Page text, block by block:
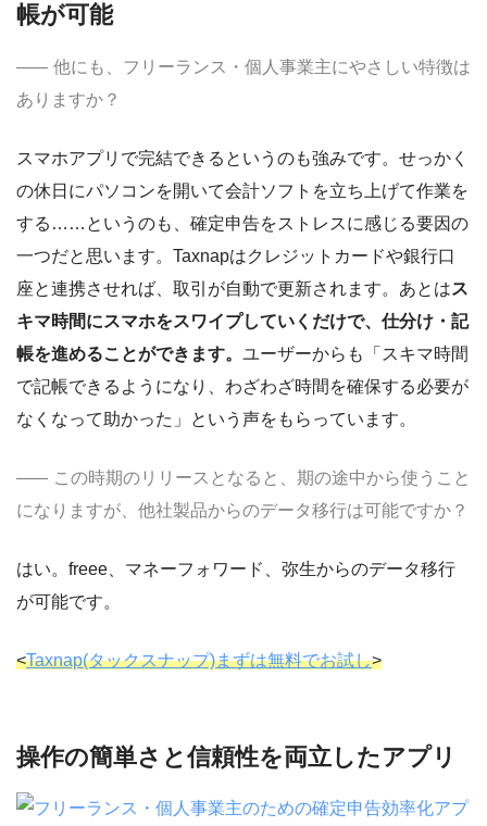
帳が可能
他にも、フリーランス・個人事業主にやさしい特徴は
ありますか？
スマホアプリで完結できるというのも強みです。せっかく
の休日にパソコンを開いて会計ソフトを立ち上げて作業を
する……というのも、確定申告をストレスに感じる要因の
一つだと思います。Taxnapはクレジットカードや銀行口
座と連携させれば、取引が自動で更新されます。あとはス
キマ時間にスマホをスワイプしていくだけで、仕分け・記
帳を進めることができます。 ユーザーからも「スキマ時間
で記帳できるようになり、わざわざ時間を確保する必要が
なくなって助かった」という声をもらっています。
この時期のリリースとなると、期の途中から使うこと
になりますが、他社製品からのデータ移行は可能ですか？
はい。freee、マネーフォワード、弥生からのデータ移行
が可能です。
<Taxnap(タックスナップ)まずは無料でお試し>
操作の簡単さと信頼性を両立したアプリ